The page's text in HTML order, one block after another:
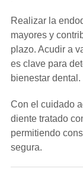
Realizar la
mayores y
plazo. Acudir a
es clave para
bienestar dental.
Con el cuidado
diente tratado
permitiendo
segura.